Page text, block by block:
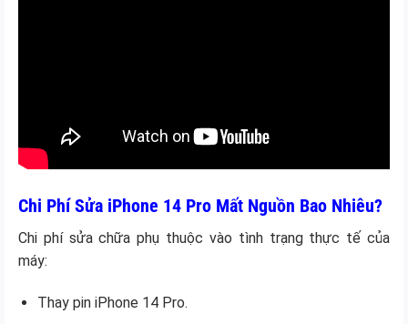
Chi Phí Sửa iPhone 14 Pro Mất Nguồn Bao Nhiêu?
Chi phí sửa chữa phụ thuộc vào tình trạng thực tế của
máy:
Thay pin iPhone 14 Pro.